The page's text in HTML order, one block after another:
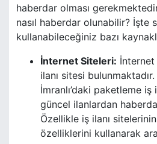
haberdar olması
nasıl haberdar olunabilir? İşte
kullanabileceğiniz bazı
İnternet Siteleri:
ilanı sitesi
İmranlı’daki paketleme iş
güncel ilanlardan
Özellikle iş ilanı
özelliklerini kullanarak